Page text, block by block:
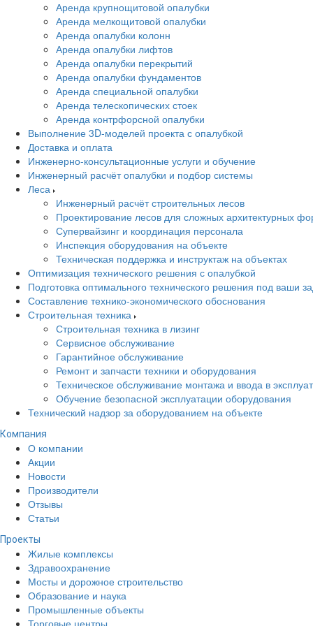
Аренда крупнощитовой опалубки
Аренда мелкощитовой опалубки
Аренда опалубки колонн
Аренда опалубки лифтов
Аренда опалубки перекрытий
Аренда опалубки фундаментов
Аренда специальной опалубки
Аренда телескопических стоек
Аренда контрфорсной опалубки
Выполнение 3D-моделей проекта с опалубкой
Доставка и оплата
Инженерно-консультационные услуги и обучение
Инженерный расчёт опалубки и подбор системы
Леса
Инженерный расчёт строительных лесов
Проектирование лесов для сложных архитектурных
Супервайзинг и координация персонала
Инспекция оборудования на объекте
Техническая поддержка и инструктаж на объектах
Оптимизация технического решения с опалубкой
Подготовка оптимального технического решения под ваши
Составление технико-экономического обоснования
Строительная техника
Строительная техника в лизинг
Сервисное обслуживание
Гарантийное обслуживание
Ремонт и запчасти техники и оборудования
Техническое обслуживание монтажа и ввода в
Обучение безопасной эксплуатации оборудования
Технический надзор за оборудованием на объекте
Компания
О компании
Акции
Новости
Производители
Отзывы
Статьи
Проекты
Жилые комплексы
Здравоохранение
Мосты и дорожное строительство
Образование и наука
Промышленные объекты